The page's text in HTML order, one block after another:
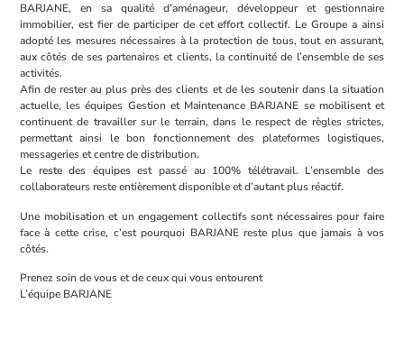
BARJANE, en sa qualité d’aménageur, développeur et gestionnaire
immobilier, est fier de participer de cet effort collectif. Le Groupe a ainsi
adopté les mesures nécessaires à la protection de tous, tout en assurant,
aux côtés de ses partenaires et clients, la continuité de l’ensemble de ses
activités.
Afin de rester au plus près des clients et de les soutenir dans la situation
actuelle, les équipes Gestion et Maintenance BARJANE se mobilisent et
continuent de travailler sur le terrain, dans le respect de règles strictes,
permettant ainsi le bon fonctionnement des plateformes logistiques,
messageries et centre de distribution.
Le reste des équipes est passé au 100% télétravail. L’ensemble des
collaborateurs reste entièrement disponible et d’autant plus réactif.
Une mobilisation et un engagement collectifs sont nécessaires pour faire
face à cette crise, c’est pourquoi BARJANE reste plus que jamais à vos
côtés.
Prenez soin de vous et de ceux qui vous entourent
L’équipe BARJANE